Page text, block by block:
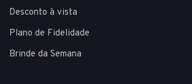
Desconto à vista
Plano de Fidelidade
Brinde da Semana